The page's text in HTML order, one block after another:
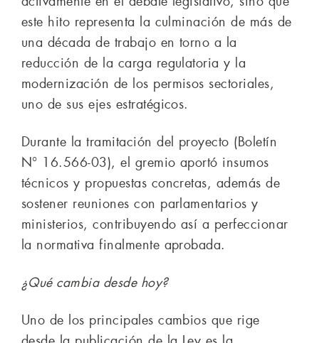
este hito representa la culminación de más de
una década de trabajo en torno a la
reducción de la carga regulatoria y la
modernización de los permisos sectoriales,
uno de sus ejes estratégicos.
Durante la tramitación del proyecto (Boletín
N° 16.566-03), el gremio aportó insumos
técnicos y propuestas concretas, además de
sostener reuniones con parlamentarios y
ministerios, contribuyendo así a perfeccionar
la normativa finalmente aprobada.
¿Qué cambia desde hoy?
Uno de los principales cambios que rige